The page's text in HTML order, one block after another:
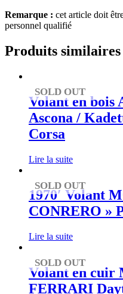
Remarque : cet article doit
personnel qualifié
Produits similaires
SOLD OUT
Volant en bois
Ascona /
Corsa
Lire la suite
SOLD OUT
1970′ Volant
CONRERO »
Lire la suite
SOLD OUT
Volant en cuir
FERRARI